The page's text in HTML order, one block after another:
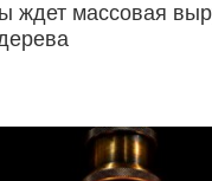
ждет массовая